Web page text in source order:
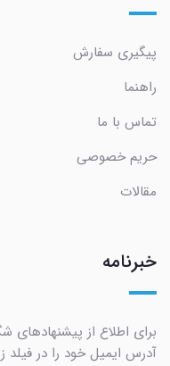
پیگیری سفارش
راهنما
تماس با ما
حریم خصوصی
مقالات
خبرنامه
برای اطلاع از پیشنهادهای
آدرس ایمیل خود را در فیلد